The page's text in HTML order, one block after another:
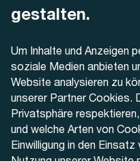
gestalten.
Um Inhalte und Anzeigen
soziale Medien anbieten
Website analysieren zu
unserer Partner Cookies.
Privatsphäre
und welche Arten von
Einwilligung in den
4500 Solothurn
+41 32 622 37 22
Kontaktformular